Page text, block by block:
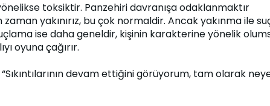
toksiktir. Panzehiri davranışa odaklanmaktır
yakınırız, bu çok normaldir. Ancak yakınma ile
ise daha geneldir, kişinin karakterine yönelik
oyuna çağırır.
devam ettiğini görüyorum, tam olarak